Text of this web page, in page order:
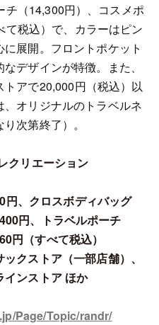
チ（14,300円）、コスメポ
税込）で、カラーはピン
展開。フロントポケット
デザインが特徴。また、
アで20,000円（税込）以
オリジナルのトラベルネ
次第終了）。
クリエーション
、クロスボディバッグ
円、トラベルポーチ
円（すべて税込）
クストア（一部店舗）、
インストア ほか
Page/Topic/randr/